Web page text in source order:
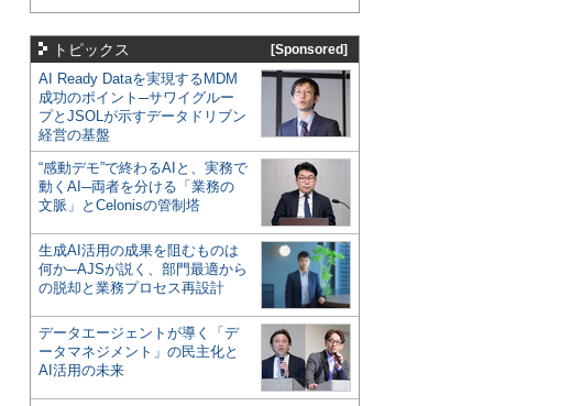
トピックス [Sponsored]
AI Ready Dataを実現するMDM
成功のポイント─サワイグルー
プとJSOLが示すデータドリブン
経営の基盤
“感動デモ”で終わるAIと、実務で
動くAI─両者を分ける「業務の
文脈」とCelonisの管制塔
生成AI活用の成果を阻むものは
何か─AJSが説く、部門最適から
の脱却と業務プロセス再設計
データエージェントが導く「デ
ータマネジメント」の民主化と
AI活用の未来